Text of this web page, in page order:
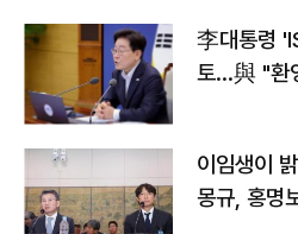
李대통령
토…與 "환
이임생이
몽규, 홍명